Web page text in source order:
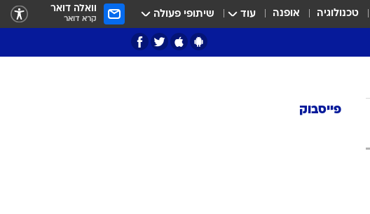
טכנולוגיה אופנה עוד שיתופי פעולה וואלה דואר
קרא דואר
פייסבוק